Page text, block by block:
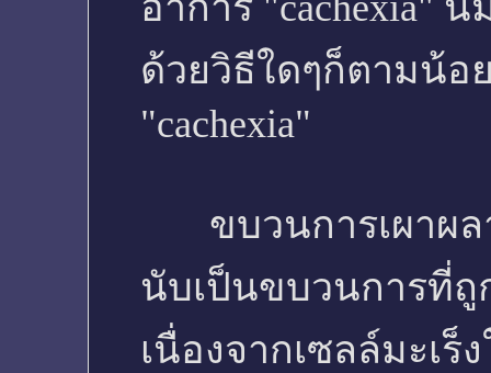
ด้วยวิธีใดๆก็ตามน้อ
"cachexia"
ขบวนการเผาผล
นับเป็นขบวนการที่
เนื่องจากเซลล์มะเ